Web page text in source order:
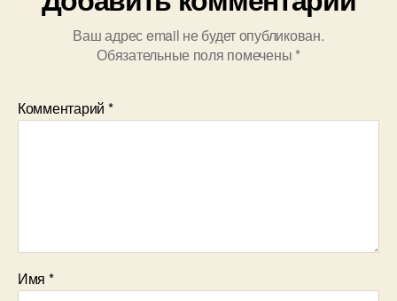
Ваш адрес email не будет опубликован.
Обязательные поля помечены *
Комментарий *
Имя *